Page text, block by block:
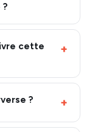
cette
?